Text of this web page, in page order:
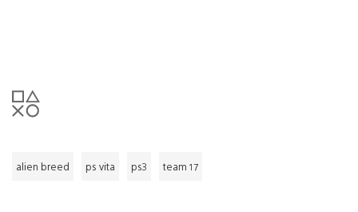
alien breed ps vita ps3 team 17